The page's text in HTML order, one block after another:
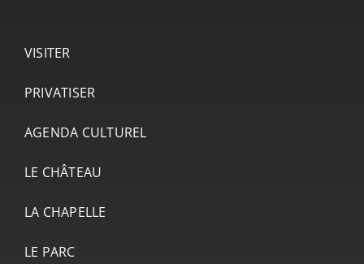
VISITER
PRIVATISER
AGENDA CULTUREL
LE CHÂTEAU
LA CHAPELLE
LE PARC